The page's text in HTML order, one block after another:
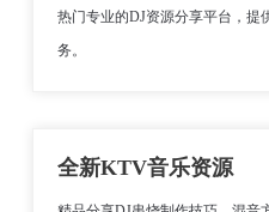
热门专业的DJ资源分享平台，提
务。
全新KTV音乐资源